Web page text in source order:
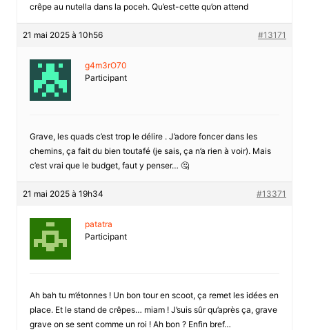
crêpe au nutella dans la poceh. Qu’est-cette qu’on attend
21 mai 2025 à 10h56 #13171
g4m3rO70
Participant
Grave, les quads c’est trop le délire . J’adore foncer dans les
chemins, ça fait du bien toutafé (je sais, ça n’a rien à voir). Mais
c’est vrai que le budget, faut y penser… 🤔
21 mai 2025 à 19h34 #13371
patatra
Participant
Ah bah tu m’étonnes ! Un bon tour en scoot, ça remet les idées en
place. Et le stand de crêpes… miam ! J’suis sûr qu’après ça, grave
grave on se sent comme un roi ! Ah bon ? Enfin bref…